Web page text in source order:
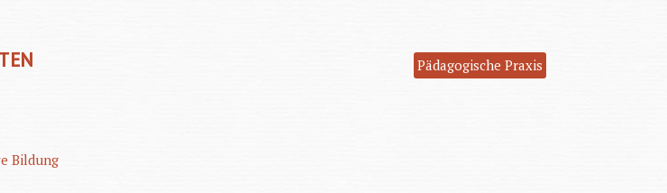
Pädagogische Praxis
Bildung